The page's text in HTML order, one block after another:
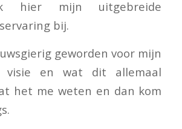
hier mijn uitgebreide
bij.
geworden voor mijn
visie en wat dit allemaal
het me weten en dan kom